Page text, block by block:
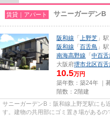
賃貸｜アパート サニーガーデンB
阪和線 「 上野芝 」
阪和線 「 百舌鳥 」
南海高野線 「 中百舌
大阪府堺市北区百
10.5万円
築年数：築24年 ｜
階数：2階建
サニーガーデンB：阪和線上野芝駅にも
す。建物の共用部にゴミ置き場がある